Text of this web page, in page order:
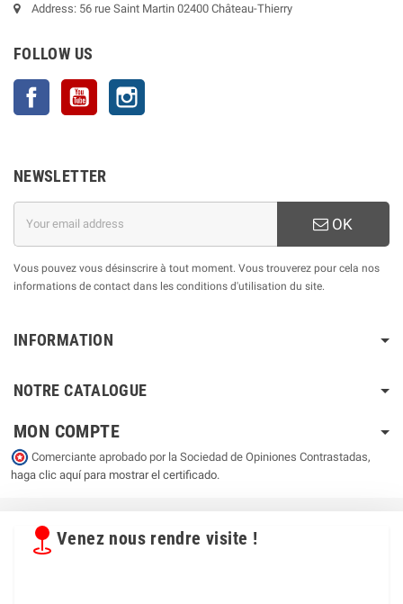
Address: 56 rue Saint Martin 02400 Château-Thierry
FOLLOW US
Facebook YouTube
NEWSLETTER
OK
Vous pouvez vous désinscrire à tout moment. Vous trouverez pour cela nos
informations de contact dans les conditions d'utilisation du site.
INFORMATION
NOTRE CATALOGUE
MON COMPTE
Comerciante aprobado por la Sociedad de Opiniones Contrastadas,
haga clic aquí para mostrar el certificado.
Venez nous rendre visite !